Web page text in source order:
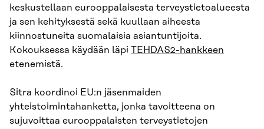
keskustellaan eurooppalaisesta terveystietoalueesta
ja sen kehityksestä sekä kuullaan aiheesta
kiinnostuneita suomalaisia asiantuntijoita.
Kokouksessa käydään läpi TEHDAS2-hankkeen
etenemistä.
Sitra koordinoi EU:n jäsenmaiden
yhteistoimintahanketta, jonka tavoitteena on
sujuvoittaa eurooppalaisten terveystietojen